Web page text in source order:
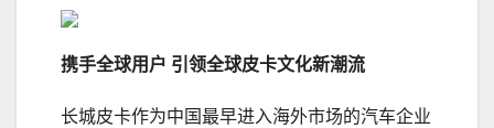
携手全球用户 引领全球皮卡文化新潮流
长城皮卡作为中国最早进入海外市场的汽车企业